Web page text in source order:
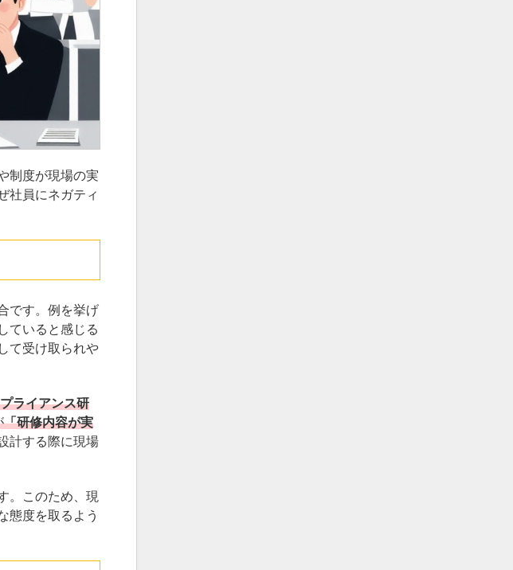
制度が現場の実
社員にネガティ
です。例を挙げ
ていると感じる
て受け取られや
ライアンス研
「研修内容が実
計する際に現場
。このため、現
態度を取るよう